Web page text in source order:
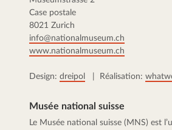
Case postale
8021 Zurich
info@nationalmuseum.ch
www.nationalmuseum.ch
Design: dreipol | Réalisation:
Musée national suisse
Le Musée national suisse (MNS) est